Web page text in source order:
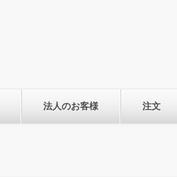
法人のお客様 注文